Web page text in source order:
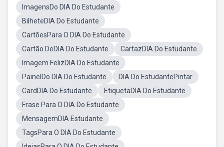
ImagensDo DIA Do Estudante
BilheteDIA Do Estudante
CartõesPara O DIA Do Estudante
Cartão DeDIA Do Estudante
CartazDIA Do Estudante
Imagem FelizDIA Do Estudante
PainelDo DIA Do Estudante
DIA Do EstudantePintar
CardDIA Do Estudante
EtiquetaDIA Do Estudante
Frase Para O DIA Do Estudante
MensagemDIA Estudante
TagsPara O DIA Do Estudante